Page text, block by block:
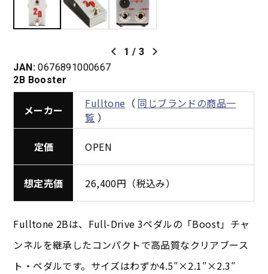
1 / 3
JAN: 0676891000667
2B Booster
メーカー Fulltone （ 同じブランドの商品一
覧 ）
定価 OPEN
想定売価 26,400円（税込み）
Fulltone 2Bは、Full-Drive 3ペダルの「Boost」チャ
ンネルを継承したコンパクトで高品質なクリアブース
ト・ペダルです。サイズはわずか4.5″×2.1″×2.3″